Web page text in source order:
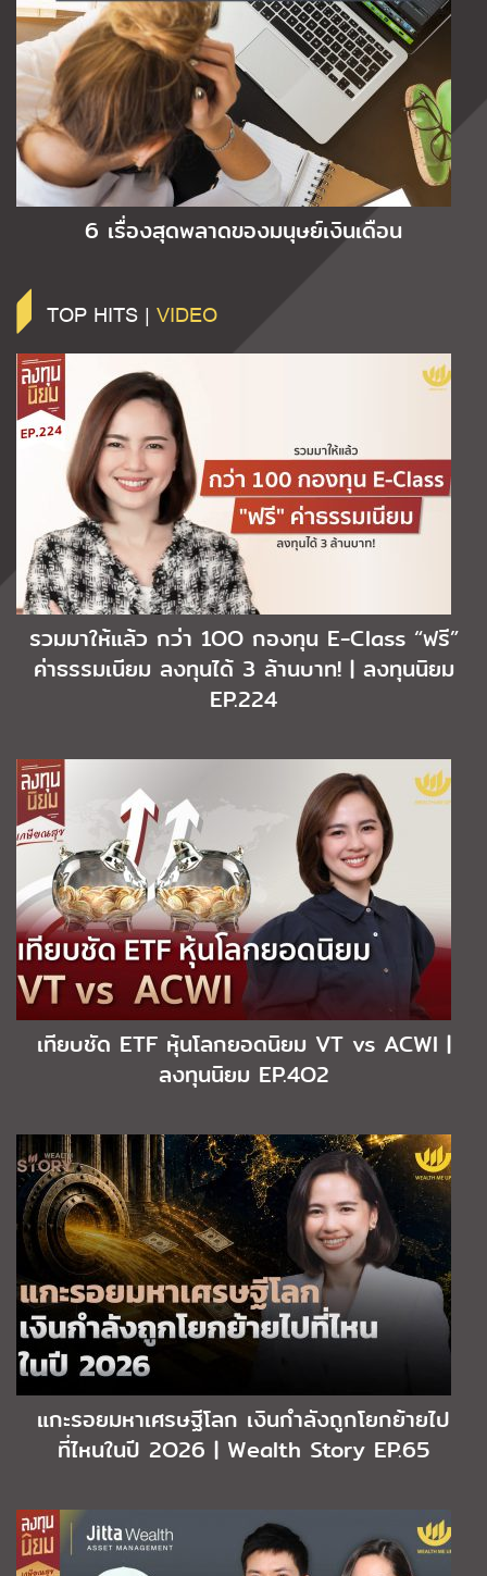
6 เรื่องสุดพลาดของมนุษย์เงินเดือน
TOP HITS | VIDEO
รวมมาให้แล้ว กว่า 1OO กองทุน E-Class “ฟรี”
ค่าธรรมเนียม ลงทุนได้ 3 ล้านบาท! | ลงทุนนิยม
EP.224
เทียบชัด ETF หุ้นโลกยอดนิยม VT vs ACWI |
ลงทุนนิยม EP.4O2
แกะรอยมหาเศรษฐีโลก เงินกำลังถูกโยกย้ายไป
ที่ไหนในปี 2O26 | Wealth Story EP.65